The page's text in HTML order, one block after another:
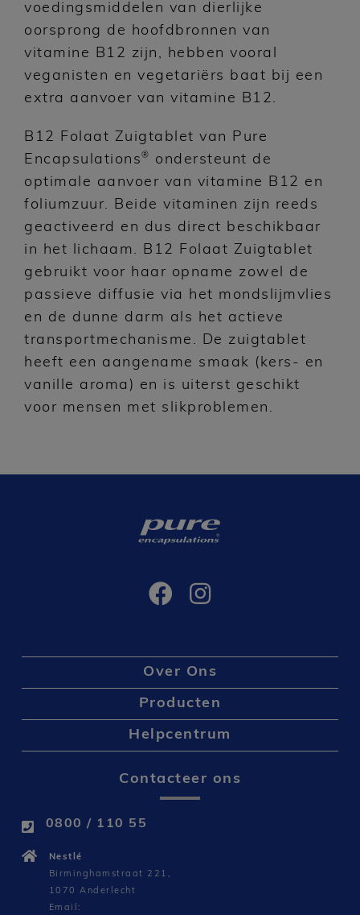
voedingsmiddelen van dierlijke
oorsprong de hoofdbronnen van
vitamine B12 zijn, hebben vooral
veganisten en vegetariërs baat bij een
extra aanvoer van vitamine B12.
B12 Folaat Zuigtablet van Pure
Encapsulations®
ondersteunt de
optimale aanvoer van vitamine B12 en
foliumzuur. Beide vitaminen zijn reeds
geactiveerd en dus direct beschikbaar
in het lichaam. B12 Folaat Zuigtablet
gebruikt voor haar opname zowel de
passieve diffusie via het mondslijmvlies
en de dunne darm als het actieve
transportmechanisme. De zuigtablet
heeft een aangename smaak (kers- en
vanille aroma) en is uiterst geschikt
voor mensen met slikproblemen.
Over Ons
Producten
Helpcentrum
Contacteer ons
0800 / 110 55
Nestlé
Birminghamstraat 221,
1070 Anderlecht
Email: